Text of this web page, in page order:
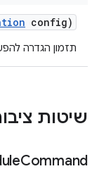
config)
תזמון הגדרה
שיטות
Command